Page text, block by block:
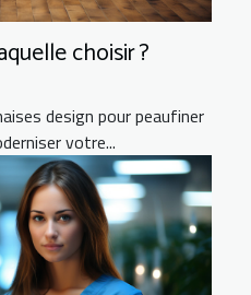
choisir ?
design pour peaufiner
votre...